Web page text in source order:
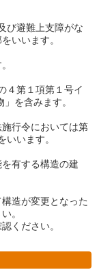
び避難上支障がな
いいます。
４第１項第１号イ
を含みます。
行令においては第
いいます。
有する構造の建
造が変更となった
。
ください。